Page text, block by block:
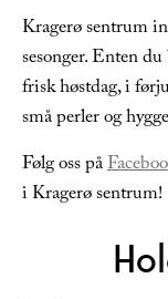
Kragerø sentrum
sesonger. Enten
frisk høstdag, i
små perler og
Følg oss på
i Kragerø sentrum!